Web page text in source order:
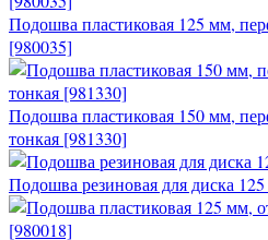
Подошва пластиковая 125 мм,
[980035]
Подошва пластиковая 150 мм,
тонкая [981330]
Подошва резиновая для диска